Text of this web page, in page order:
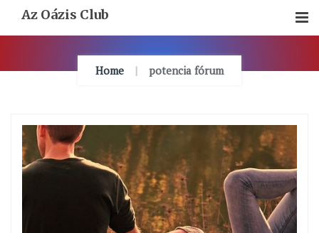
Content
Az Oázis Club
Home potencia fórum